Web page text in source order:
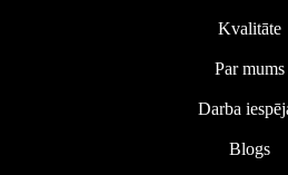
Kvalitāte
Par mums
Darba
Blogs